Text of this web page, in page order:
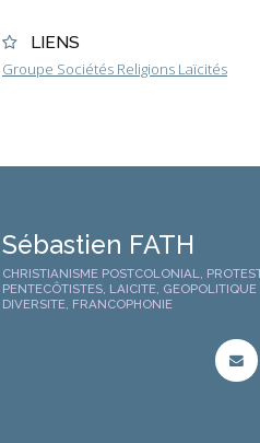
LIENS
Groupe Sociétés Religions Laïcités
Sébastien FATH
CHRISTIANISME POSTCOLONIAL,
PENTECÔTISTES, LAICITE,
DIVERSITE, FRANCOPHONIE